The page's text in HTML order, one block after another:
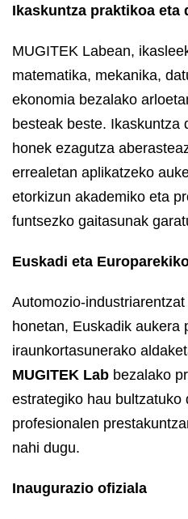
Ikaskuntza praktikoa eta
MUGITEK Labean,
matematika, mekanika,
ekonomia bezalako
besteak beste. Ikaskuntza
honek ezagutza
errealetan aplikatzeko
etorkizun akademiko eta
funtsezko gaitasunak
Euskadi eta
Automozio-
honetan, Euskadik aukera
iraunkortasunerako
MUGITEK Lab bezalako
estrategiko hau bultzatuko
profesionalen
nahi dugu.
Inaugurazio ofiziala